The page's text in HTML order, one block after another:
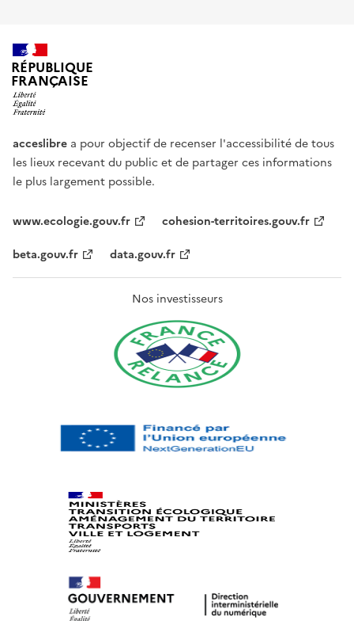
RÉPUBLIQUE
FRANÇAISE
acceslibre a pour objectif de recenser l'accessibilité de tous
les lieux recevant du public et de partager ces informations
le plus largement possible.
www.ecologie.gouv.fr
cohesion-territoires.gouv.fr
beta.gouv.fr
data.gouv.fr
Nos investisseurs